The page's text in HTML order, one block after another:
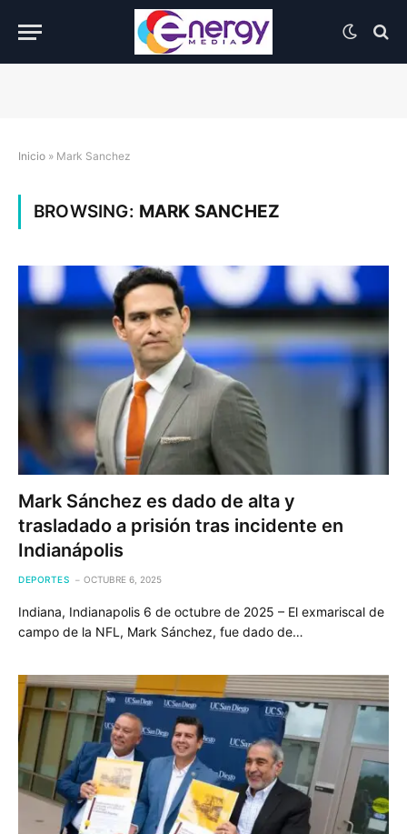
Inicio » Mark Sanchez
BROWSING: MARK SANCHEZ
Mark Sánchez es dado de alta y
trasladado a prisión tras incidente en
Indianápolis
DEPORTES OCTUBRE 6, 2025
Indiana, Indianapolis 6 de octubre de 2025 – El exmariscal de
campo de la NFL, Mark Sánchez, fue dado de…